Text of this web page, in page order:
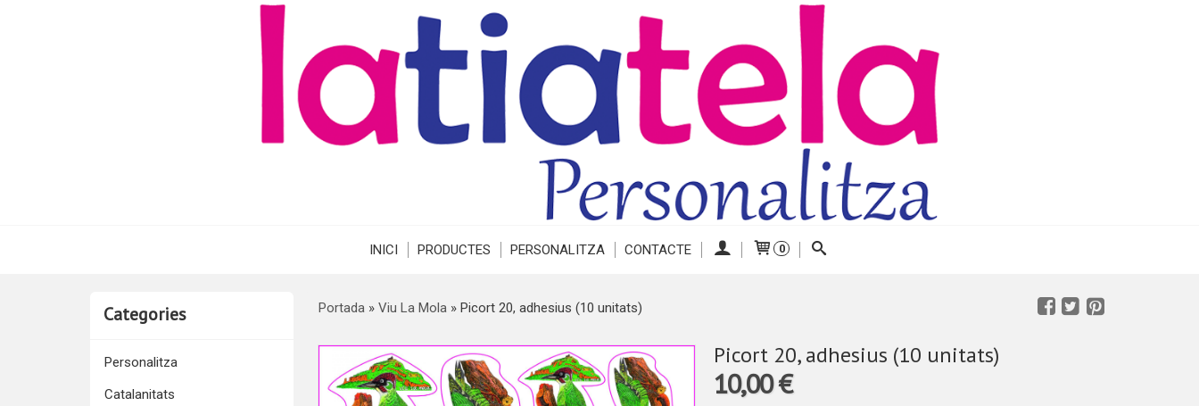
INICI PRODUCTES PERSONALITZA CONTACTE 0
Categories
Personalitza
Catalanitats
Portada» Viu La Mola» Picort 20, adhesius (10 unitats)
Picort 20, adhesius (10 unitats)
10,00 €